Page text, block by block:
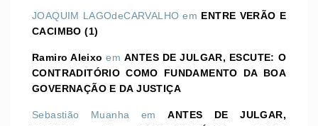
JOAQUIM LAGOdeCARVALHO em ENTRE VERÃO E
CACIMBO (1)
Ramiro Aleixo emANTES DE JULGAR, ESCUTE: O
CONTRADITÓRIO COMO FUNDAMENTO DA BOA
GOVERNAÇÃO E DA JUSTIÇA
Sebastião Muanha emANTES DE JULGAR,